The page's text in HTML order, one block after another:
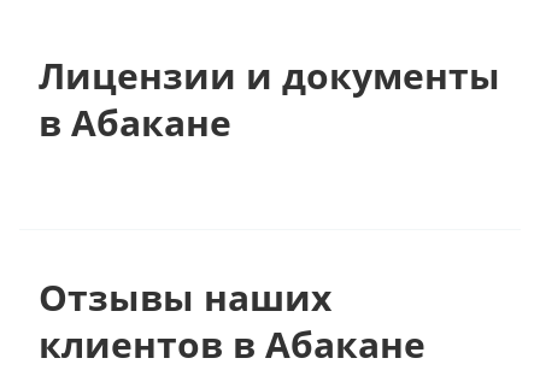
Лицензии и документы
в Абакане
Отзывы наших
клиентов в Абакане